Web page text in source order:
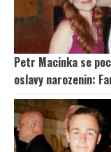
Petr Macinka se
oslavy narozenin: